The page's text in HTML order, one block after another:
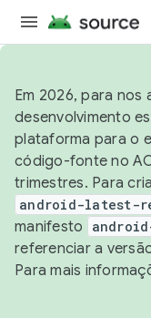
Em 2026, para nos
desenvolvimento
plataforma para o
código-fonte no
trimestres. Para
android-latest-
manifesto
referenciar a
Para mais